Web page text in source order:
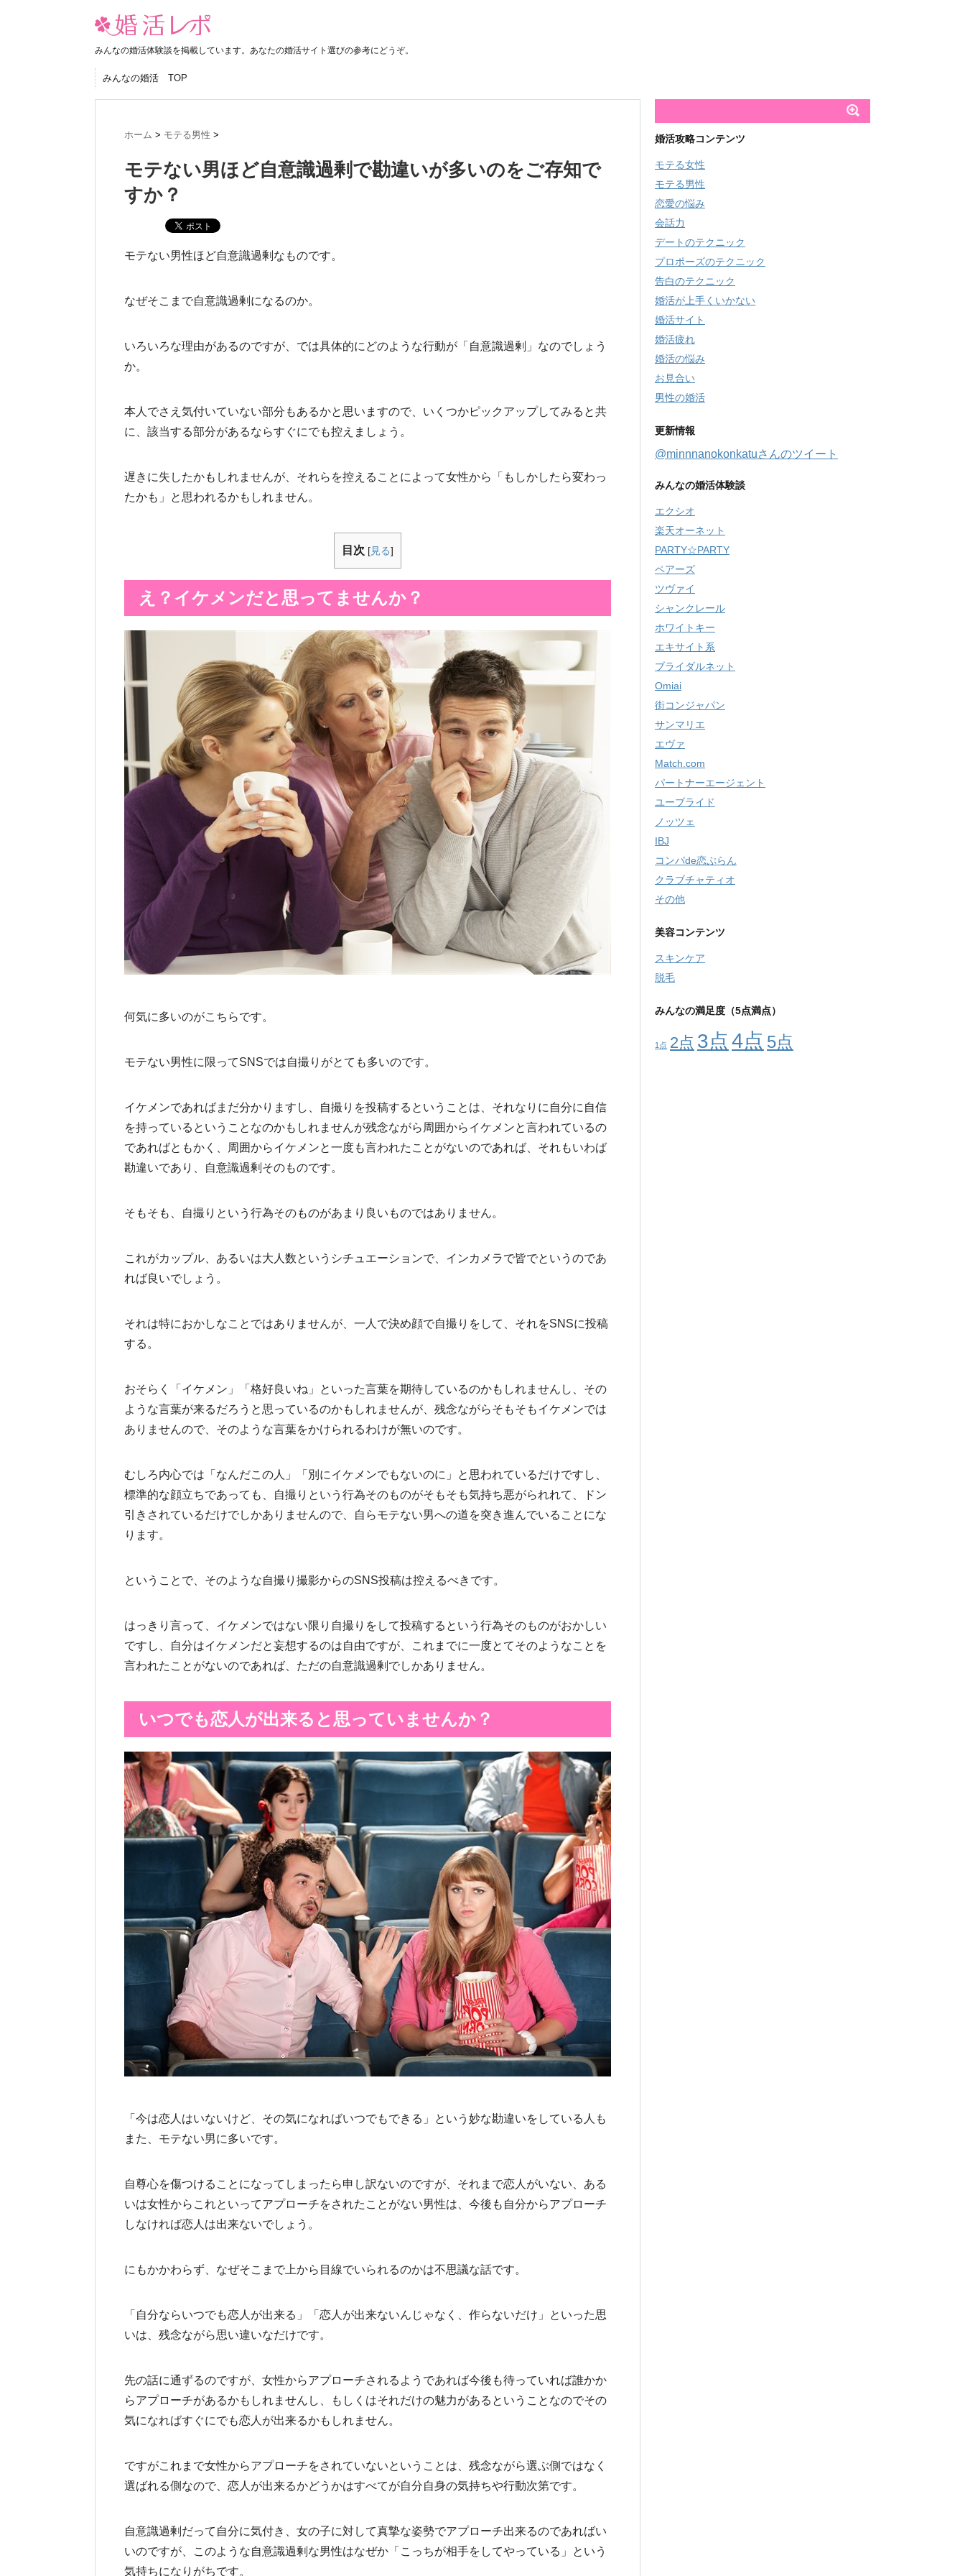
みんなの婚活体験談を掲載しています。あなたの婚活サイト選びの参考にどうぞ。
みんなの婚活 TOP
ホーム > モテる男性 >
モテない男ほど自意識過剰で勘違いが多いのをご存知で
すか？
モテない男性ほど自意識過剰なものです。
なぜそこまで自意識過剰になるのか。
いろいろな理由があるのですが、では具体的にどのような行動が「自意識過剰」なのでしょう
か。
本人でさえ気付いていない部分もあるかと思いますので、いくつかピックアップしてみると共
に、該当する部分があるならすぐにでも控えましょう。
遅きに失したかもしれませんが、それらを控えることによって女性から「もしかしたら変わっ
たかも」と思われるかもしれません。
目次 [見る]
え？イケメンだと思ってませんか？
何気に多いのがこちらです。
モテない男性に限ってSNSでは自撮りがとても多いのです。
イケメンであればまだ分かりますし、自撮りを投稿するということは、それなりに自分に自信
を持っているということなのかもしれませんが残念ながら周囲からイケメンと言われているの
であればともかく、周囲からイケメンと一度も言われたことがないのであれば、それもいわば
勘違いであり、自意識過剰そのものです。
そもそも、自撮りという行為そのものがあまり良いものではありません。
これがカップル、あるいは大人数というシチュエーションで、インカメラで皆でというのであ
れば良いでしょう。
それは特におかしなことではありませんが、一人で決め顔で自撮りをして、それをSNSに投稿
する。
おそらく「イケメン」「格好良いね」といった言葉を期待しているのかもしれませんし、その
ような言葉が来るだろうと思っているのかもしれませんが、残念ながらそもそもイケメンでは
ありませんので、そのような言葉をかけられるわけが無いのです。
むしろ内心では「なんだこの人」「別にイケメンでもないのに」と思われているだけですし、
標準的な顔立ちであっても、自撮りという行為そのものがそもそも気持ち悪がられれて、ドン
引きされているだけでしかありませんので、自らモテない男への道を突き進んでいることにな
ります。
ということで、そのような自撮り撮影からのSNS投稿は控えるべきです。
はっきり言って、イケメンではない限り自撮りをして投稿するという行為そのものがおかしい
ですし、自分はイケメンだと妄想するのは自由ですが、これまでに一度とてそのようなことを
言われたことがないのであれば、ただの自意識過剰でしかありません。
いつでも恋人が出来ると思っていませんか？
「今は恋人はいないけど、その気になればいつでもできる」という妙な勘違いをしている人も
また、モテない男に多いです。
自尊心を傷つけることになってしまったら申し訳ないのですが、それまで恋人がいない、ある
いは女性からこれといってアプローチをされたことがない男性は、今後も自分からアプローチ
しなければ恋人は出来ないでしょう。
にもかかわらず、なぜそこまで上から目線でいられるのかは不思議な話です。
「自分ならいつでも恋人が出来る」「恋人が出来ないんじゃなく、作らないだけ」といった思
いは、残念ながら思い違いなだけです。
先の話に通ずるのですが、女性からアプローチされるようであれば今後も待っていれば誰かか
らアプローチがあるかもしれませんし、もしくはそれだけの魅力があるということなのでその
気になればすぐにでも恋人が出来るかもしれません。
ですがこれまで女性からアプローチをされていないということは、残念ながら選ぶ側ではなく
選ばれる側なので、恋人が出来るかどうかはすべてが自分自身の気持ちや行動次第です。
自意識過剰だって自分に気付き、女の子に対して真摯な姿勢でアプローチ出来るのであればい
いのですが、このような自意識過剰な男性はなぜか「こっちが相手をしてやっている」という
気持ちになりがちです。
婚活攻略コンテンツ
モテる女性
モテる男性
恋愛の悩み
会話力
デートのテクニック
プロポーズのテクニック
告白のテクニック
婚活が上手くいかない
婚活サイト
婚活疲れ
婚活の悩み
お見合い
男性の婚活
更新情報
@minnnanokonkatuさんのツイート
みんなの婚活体験談
エクシオ
楽天オーネット
PARTY☆PARTY
ペアーズ
ツヴァイ
シャンクレール
ホワイトキー
エキサイト系
ブライダルネット
Omiai
街コンジャパン
サンマリエ
エヴァ
Match.com
パートナーエージェント
ユーブライド
ノッツェ
IBJ
コンパde恋ぷらん
クラブチャティオ
その他
美容コンテンツ
スキンケア
脱毛
みんなの満足度（5点満点）
1点 2点 3点4点 5点